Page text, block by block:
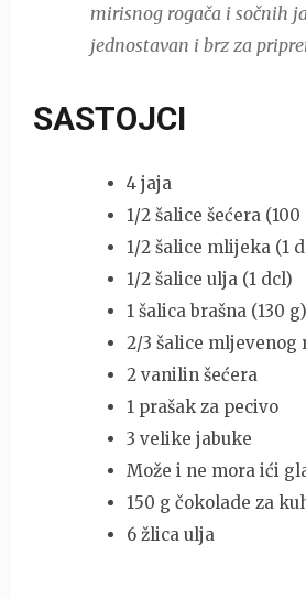
mirisnog rogača i sočnih
jednostavan i brz za
SASTOJCI
4 jaja
1/2 šalice šećera (100
1/2 šalice mlijeka (1
1/2 šalice ulja (1 dcl)
1 šalica brašna (130 g)
2/3 šalice mljevenog
2 vanilin šećera
1 prašak za pecivo
3 velike jabuke
Može i ne mora ići
150 g čokolade za
6 žlica ulja